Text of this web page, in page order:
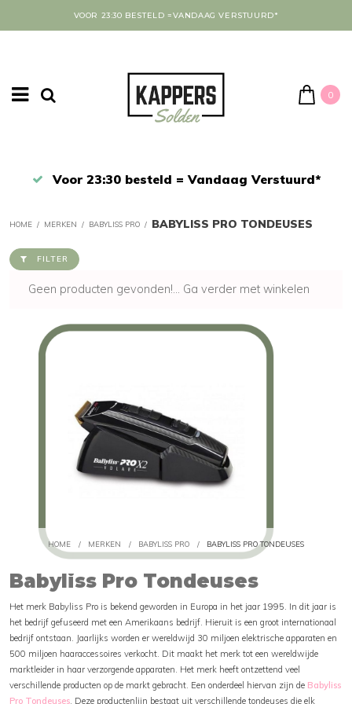
VOOR 23:30 BESTELD =VANDAAG VERSTUURD*
0
Afrekenen in een veilige omgeving
HOME / MERKEN / BABYLISS PRO / BABYLISS PRO TONDEUSES
FILTER
Geen producten gevonden!... Ga verder met winkelen
HOME / MERKEN / BABYLISS PRO / BABYLISS PRO TONDEUSES
Babyliss Pro Tondeuses
Het merk Babyliss Pro is bekend geworden in Europa in het jaar 1995. In dit jaar is
het bedrijf gefuseerd met een Amerikaans bedrijf. Hieruit is een groot internationaal
bedrijf ontstaan. Jaarlijks worden er wereldwijd 30 miljoen elektrische apparaten en
500 miljoen haaraccessoires verkocht. Dit maakt het merk tot een wereldwijde
marktleider in haar verzorgende apparaten. Het merk heeft ontzettend veel
verschillende producten op de markt gebracht. Een onderdeel hiervan zijn de Babyliss
Pro Tondeuses . Deze productenlijn bestaat uit verschillende tondeuses die elk